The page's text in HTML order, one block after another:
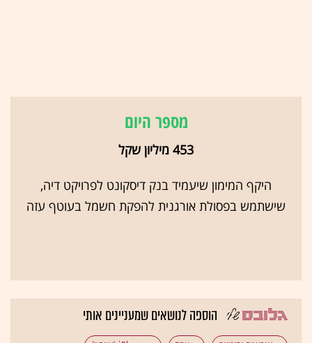
מספר היום
453 מיליון שקל
היקף המימון שיעמיד בנק דיסקונט לפרויקט דיה,
שישתמש בפסולת אורגנית להפקת חשמל בעוטף עזה
הוספה לנושאים שמעניינים אותי